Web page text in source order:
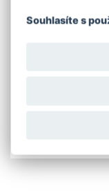
V objednávací
výšku držáku
desek a v
Souhlasíte s